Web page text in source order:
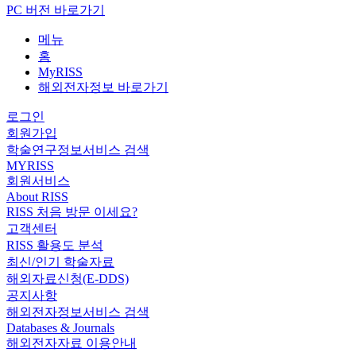
PC 버전 바로가기
메뉴
홈
MyRISS
해외전자정보 바로가기
로그인
회원가입
학술연구정보서비스 검색
MYRISS
회원서비스
About RISS
RISS 처음 방문 이세요?
고객센터
RISS 활용도 분석
최신/인기 학술자료
해외자료신청(E-DDS)
공지사항
해외전자정보서비스 검색
Databases & Journals
해외전자자료 이용안내